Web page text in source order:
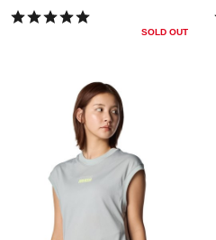
SOLD OUT